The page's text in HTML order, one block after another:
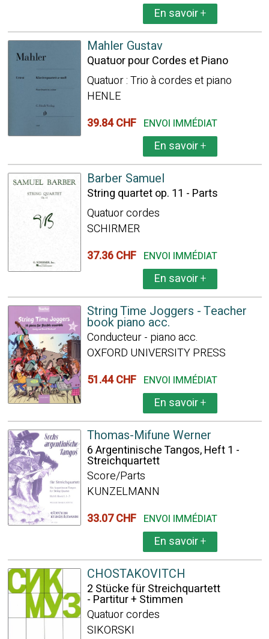
En savoir+
Mahler Gustav
Quatuor pour Cordes et Piano
Quatuor : Trio à cordes et piano
HENLE
39.84 CHF ENVOI IMMÉDIAT
En savoir+
Barber Samuel
String quartet op. 11 - Parts
Quatuor cordes
SCHIRMER
37.36 CHF ENVOI IMMÉDIAT
En savoir+
String Time Joggers - Teacher
book piano acc.
Conducteur - piano acc.
OXFORD UNIVERSITY PRESS
51.44 CHF ENVOI IMMÉDIAT
En savoir+
Thomas-Mifune Werner
6 Argentinische Tangos, Heft 1 -
Streichquartett
Score/Parts
KUNZELMANN
33.07 CHF ENVOI IMMÉDIAT
En savoir+
CHOSTAKOVITCH
2 Stücke für Streichquartett
- Partitur + Stimmen
Quatuor cordes
SIKORSKI